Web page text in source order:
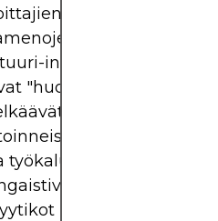
huolenaiheet
ohjeistukseen,
investointeihin.
"huomattavasti
Vaikka
työkaluista saatu
välittömän
pysyvät